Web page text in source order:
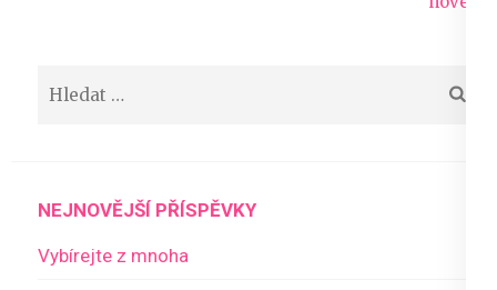
NEJNOVĚJŠÍ PŘÍSPĚVKY
Vybírejte z mnoha